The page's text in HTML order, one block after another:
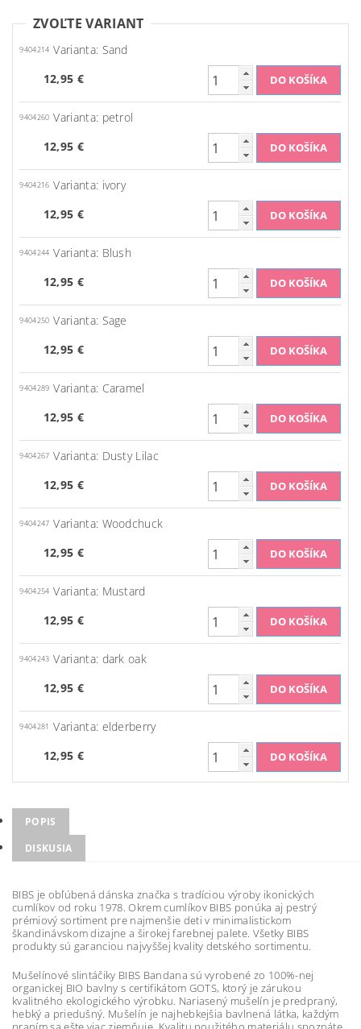
ZVOĽTE VARIANT
9404214 Varianta: Sand
12,95 €
9404260 Varianta: petrol
12,95 €
9404216 Varianta: ivory
12,95 €
9404244 Varianta: Blush
12,95 €
9404250 Varianta: Sage
12,95 €
9404289 Varianta: Caramel
12,95 €
9404267 Varianta: Dusty Lilac
12,95 €
9404247 Varianta: Woodchuck
12,95 €
9404254 Varianta: Mustard
12,95 €
9404243 Varianta: dark oak
12,95 €
9404281
Varianta: elderberry
12,95 €
POPIS
DISKUSIA
BIBS je obľúbená dánska značka s tradíciou výroby ikonických
cumlíkov od roku 1978. Okrem cumlíkov BIBS ponúka aj pestrý
prémiový sortiment pre najmenšie deti v minimalistickom
škandinávskom dizajne a širokej farebnej palete. Všetky BIBS
produkty sú garanciou najvyššej kvality detského sortimentu.
Mušelínové slintáčiky BIBS Bandana sú vyrobené zo 100%-nej
organickej BIO bavlny s certifikátom GOTS, ktorý je zárukou
kvalitného ekologického výrobku. Nariasený mušelín je predpraný,
hebký a priedušný. Mušelín je najhebkejšia bavlnená látka, každým